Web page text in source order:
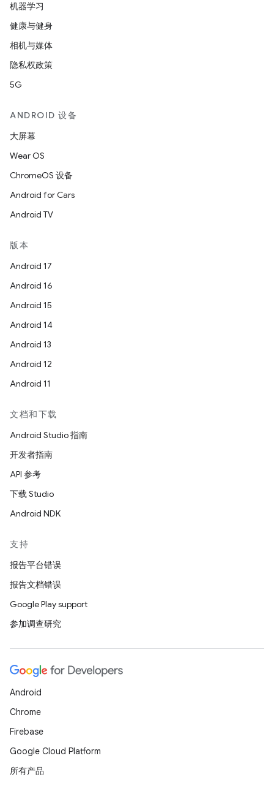
机器学习
健康与健身
相机与媒体
隐私权政策
5G
ANDROID 设备
大屏幕
Wear OS
ChromeOS 设备
Android for Cars
Android TV
版本
Android 17
Android 16
Android 15
Android 14
Android 13
Android 12
Android 11
文档和下载
Android Studio 指南
开发者指南
API 参考
下载 Studio
Android NDK
支持
报告平台错误
报告文档错误
Google Play support
参加调查研究
Android
Chrome
Firebase
Google Cloud Platform
所有产品